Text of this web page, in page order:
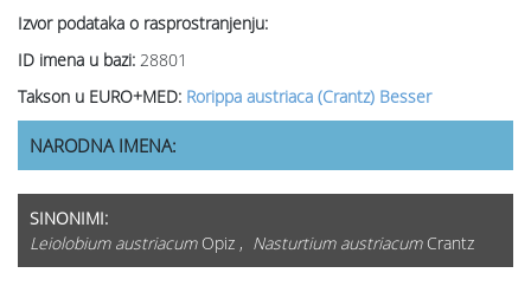
Izvor podataka o rasprostranjenju:
ID imena u bazi: 28801
Takson u EURO+MED: Rorippa austriaca (Crantz) Besser
NARODNA IMENA:
SINONIMI:
Leiolobium austriacumOpiz , Nasturtium austriacumCrantz